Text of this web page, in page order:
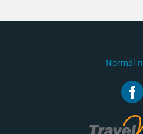
Normál